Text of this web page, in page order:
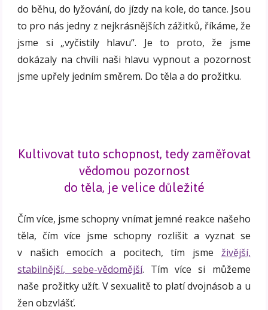
do běhu, do lyžování, do jízdy na kole, do tance. Jsou
to pro nás jedny z nejkrásnějších zážitků, říkáme, že
jsme si „vyčistily hlavu“. Je to proto, že jsme
dokázaly na chvíli naši hlavu vypnout a pozornost
jsme upřely jedním směrem. Do těla a do prožitku.
Kultivovat tuto schopnost, tedy zaměřovat
vědomou pozornost
do těla, je velice důležité
Čím více, jsme schopny vnímat jemné reakce našeho
těla, čím více jsme schopny rozlišit a vyznat se
v našich emocích a pocitech, tím jsme živější,
stabilnější, sebe-vědomější. Tím více si můžeme
naše prožitky užít. V sexualitě to platí dvojnásob a u
žen obzvlášť.